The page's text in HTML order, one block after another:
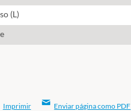
(L)
Imprimir Enviar página como PDF